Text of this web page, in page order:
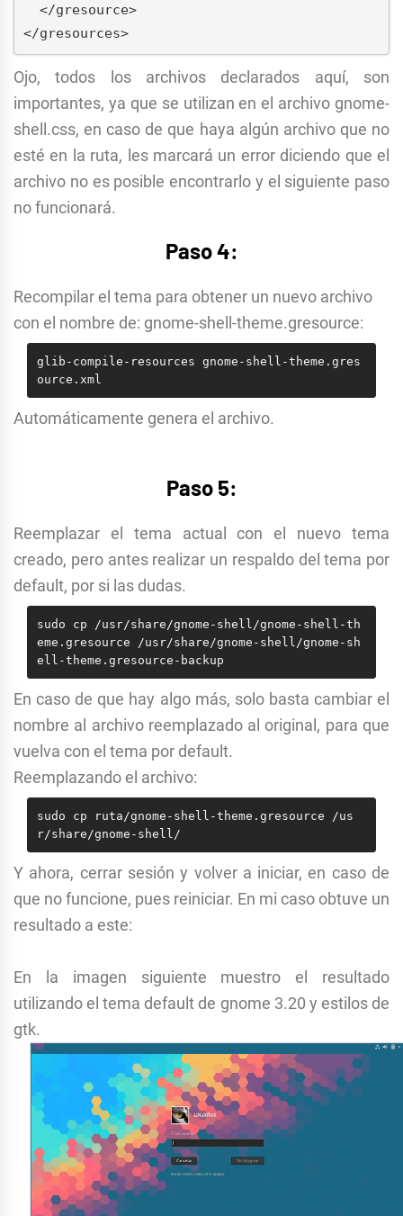
  </gresource>
</gresources>
Ojo, todos los archivos declarados aquí, son
importantes, ya que se utilizan en el archivo gnome-
shell.css, en caso de que haya algún archivo que no
esté en la ruta, les marcará un error diciendo que el
archivo no es posible encontrarlo y el siguiente paso
no funcionará.
Paso 4:
Recompilar el tema para obtener un nuevo archivo
con el nombre de: gnome-shell-theme.gresource:
glib-compile-resources gnome-shell-theme.gres
ource.xml
Automáticamente genera el archivo.
Paso 5:
Reemplazar el tema actual con el nuevo tema
creado, pero antes realizar un respaldo del tema por
default, por si las dudas.
sudo cp /usr/share/gnome-shell/gnome-shell-th
eme.gresource /usr/share/gnome-shell/gnome-sh
ell-theme.gresource-backup
En caso de que hay algo más, solo basta cambiar el
nombre al archivo reemplazado al original, para que
vuelva con el tema por default.
Reemplazando el archivo:
sudo cp ruta/gnome-shell-theme.gresource /us
r/share/gnome-shell/
Y ahora, cerrar sesión y volver a iniciar, en caso de
que no funcione, pues reiniciar. En mi caso obtuve un
resultado a este:
En la imagen siguiente muestro el resultado
utilizando el tema default de gnome 3.20 y estilos de
gtk.